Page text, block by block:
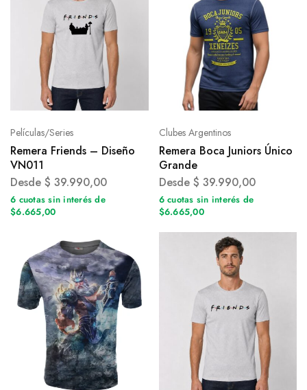
Películas/Series
Remera Friends – Diseño
VN011
Desde $ 39.990,00
6 cuotas sin interés de
$6.665,00
Clubes Argentinos
Remera Boca Juniors Único
Grande
Desde $ 39.990,00
6 cuotas sin interés de
$6.665,00